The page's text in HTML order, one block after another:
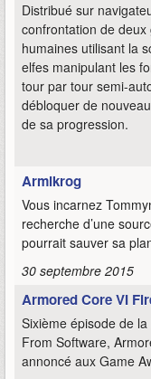
Distribué sur
confrontation de
humaines utilisant la
elfes manipulant les
tour par tour semi-
débloquer de
de sa progression.
Armikrog
Vous incarnez
recherche d’une
pourrait sauver sa
30 septembre 2015
Armored Core VI
Sixième épisode de
From Software,
annoncé aux Game